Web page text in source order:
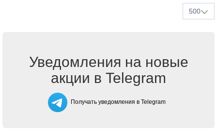
500
Уведомления на новые
акции в Telegram
Получать уведомления в Telegram